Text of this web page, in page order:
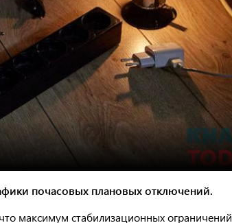
почасовых плановых отключений.
максимум стабилизационных ограничений